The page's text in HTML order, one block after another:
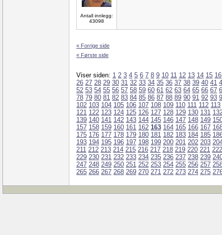
Antall innlegg:
43098
« Forrige side
« Første side
Viser siden: 1 2 3 4 5 6 7 8 9 10 11 12 13 14 15 16
26 27 28 29 30 31 32 33 34 35 36 37 38 39 40 41
52 53 54 55 56 57 58 59 60 61 62 63 64 65 66 67
78 79 80 81 82 83 84 85 86 87 88 89 90 91 92 93
102 103 104 105 106 107 108 109 110 111 112 113
121 122 123 124 125 126 127 128 129 130 131
139 140 141 142 143 144 145 146 147 148 149
157 158 159 160 161 162 163 164 165 166 167
175 176 177 178 179 180 181 182 183 184 185
193 194 195 196 197 198 199 200 201 202 203
211 212 213 214 215 216 217 218 219 220 221 222
229 230 231 232 233 234 235 236 237 238 239
247 248 249 250 251 252 253 254 255 256 257
265 266 267 268 269 270 271 272 273 274 275